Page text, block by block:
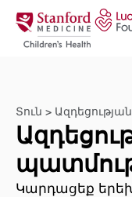
Անցնել
Տուն >
Կարդացեք